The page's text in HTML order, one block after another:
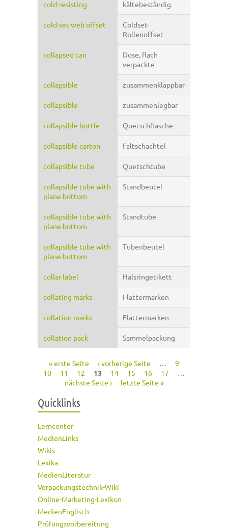
cold-resisting kältebeständig
cold-set web offset
Coldset-
Rollenoffset
collapsed can
Dose, flach
verpackte
collapsible zusammenklappbar
collapsible zusammenlegbar
collapsible bottle Quetschflasche
collapsible carton Faltschachtel
collapsible tube Quetschtube
collapsible tube with
plane bottom
Standbeutel
collapsible tube with
plane bottom
Standtube
collapsible tube with
plane bottom
Tubenbeutel
collar label Halsringetikett
collating marks Flattermarken
collation marks Flattermarken
collation pack Sammelpackung
Seiten
« erste Seite ‹ vorherige Seite …
9
10
11 12 13 14 15 16 17
…
nächste Seite ›
letzte Seite »
Quicklinks
Lerncenter
MedienLinks
Wikis
Lexika
MedienLiteratur
Verpackungstechnik-Wiki
Online-Marketing-Lexikon
MedienEnglisch
Prüfungsvorbereitung